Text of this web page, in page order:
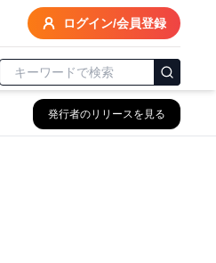
ログイン/会員登録
発行者のリリースを見る